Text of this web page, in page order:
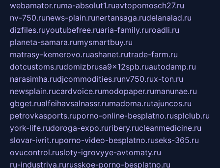
webamator.ruma-absolut1.ruavtopomosch27.ru
nv-750.runews-plain.runertansaga.rudelanalad.ru
dizfiles.ruyoutubefree.ruaria-family.ruroadli.ru
planeta-samara.rumysmartbuy.ru
matrasy-kemerovo.ruashanet.rutrade-farm.ru
dotcustoms.rudomizbrusa9x12spb.ruautodamp.ru
narasimha.rudjcommodities.runv750.rux-ton.ru
newsplain.rucardvoice.rumodopaper.rumanunae.ru
gbget.rualfeihavsalnassr.rumadoma.rutajuncos.ru
petrovkasports.ruporno-online-besplatno.rusplclub.ru
york-life.rudoroga-expo.ruribery.rucleanmedicine.ru
slovar-ivrit.ruporno-video-besplatno.ruseks-365.ru
ovucontrol.rusloty-igrovyye-avtomaty.ru
ru-industriya.rurusskoe-porno-besplatno.ru